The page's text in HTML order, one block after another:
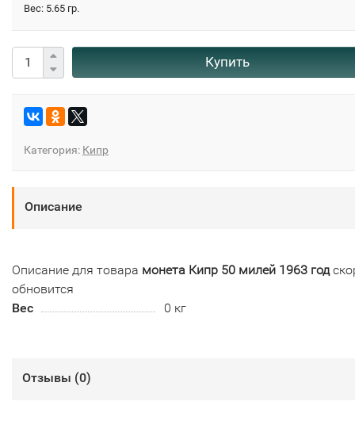
Вес: 5.65 гр.
Купить
Категория: Кипр
Описание
Описание для товара монета Кипр 50 милей 1963 год
обновится
Вес
0 кг
Отзывы (0)